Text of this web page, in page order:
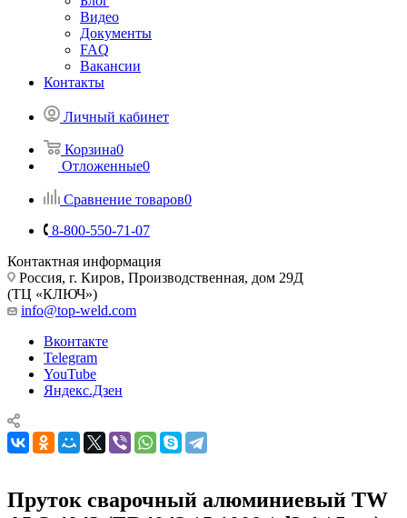
Видео
Документы
FAQ
Вакансии
Контакты
Личный кабинет
Корзина0
Отложенные0
Сравнение товаров0
8-800-550-71-07
Контактная информация
Россия, г. Киров, Производственная, дом 29Д
(ТЦ «КЛЮЧ»)
info@top-weld.com
Вконтакте
Telegram
YouTube
Яндекс.Дзен
Пруток сварочный алюминиевый TW